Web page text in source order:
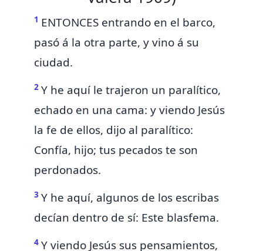
1 ENTONCES entrando en el barco,
pasó á la otra parte, y vino á su
ciudad.
2 Y he aquí le trajeron un paralítico,
echado en una cama: yviendo Jesús
la fe de ellos, dijo al paralítico:
Confía, hijo; tus pecados te son
perdonados.
3 Y he aquí, algunos de los escribas
decían dentro de sí: Este blasfema.
4 Yviendo Jesús sus pensamientos,